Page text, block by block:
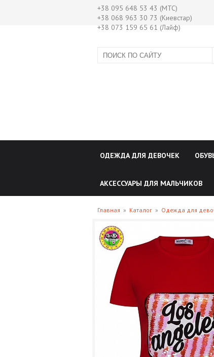
+38 095 648 53 43 (МТС)
+38 068 963 30 73 (Киевстар)
+38 073 159 65 61 (Лайф)
ОДЕЖДА ДЛЯ ДЕВОЧЕК
АКСЕССУАРЫ ДЛЯ МАЛЬЧИКОВ
Главная » Каталог » Одежда для